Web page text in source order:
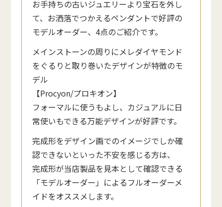
お手持ちの古いジュエリーより宝石を外し
て、お洒落でつかえるペンダントで好評の
モデルオーダー、4点のご紹介です。
メインストーンの周りにメレダイヤモンド
をぐるりと取り巻いたデザインが特徴のモ
デル
【Procyon/プロキオン】
フォーマルに使うもよし、カジュアルに日
常使いもできる万能デザインが好評です。
完成形をデザイン画でのイメージでしか確
認できないといった不安を感じる方は、
完成形が当店製品を見本として確認できる
「モデルオーダー」によるフルオーダーメ
イドをオススメします。